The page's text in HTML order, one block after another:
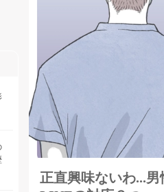
正直興味ないわ...